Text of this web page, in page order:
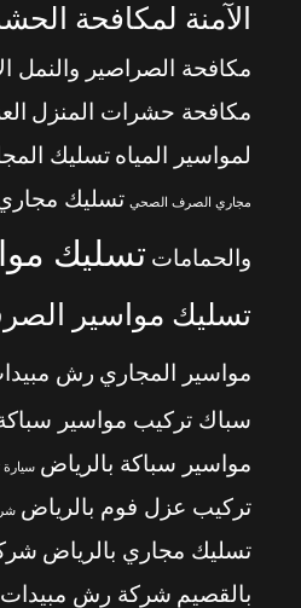
الآمنة لمكافحة
مكافحة الصراصير والنمل
مكافحة حشرات المنزل
لمواسير المياه تسليك
مجاري الصرف الصحي تسليك
والحمامات تسليك
تسليك مواسير
مواسير المجاري رش
سباك تركيب مواسير
مواسير سباكة بالرياض
تركيب عزل فوم بالرياض
تسليك مجاري بالرياض
بالقصيم شركة رش مبيدات